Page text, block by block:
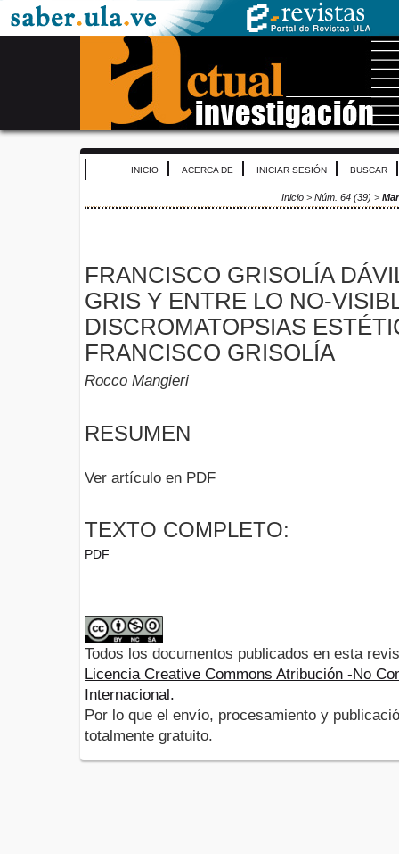
INICIO ACERCA DE INICIAR SESIÓN BUSCAR
Inicio > Núm. 64 (39) >
FRANCISCO GRISOLÍA
GRIS Y ENTRE LO NO-
DISCROMATOPSIAS
FRANCISCO GRISOLÍA
Rocco Mangieri
RESUMEN
Ver artículo en PDF
TEXTO COMPLETO:
PDF
Todos los documentos publicados en esta
Licencia Creative Commons Atribución -No
Internacional.
Por lo que el envío, procesamiento y
totalmente gratuito.